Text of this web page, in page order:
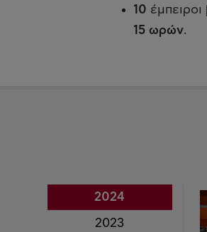
10 έμπειροι
15 ωρών.
2024
2023